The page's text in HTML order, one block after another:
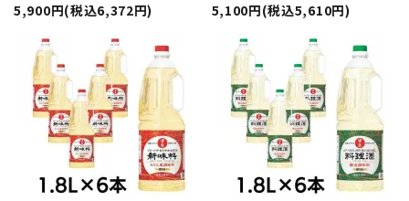
5,900円(税込6,372円)
5,100円(税込5,610円)